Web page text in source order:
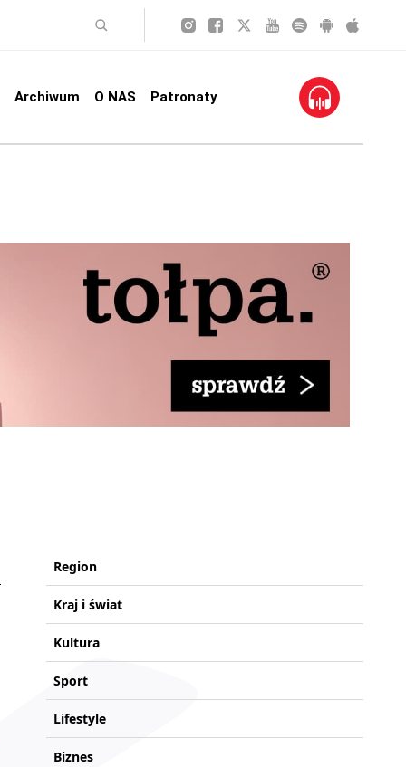
Archiwum O NAS Patronaty
Region
Kraj i świat
Kultura
Sport
Lifestyle
Biznes